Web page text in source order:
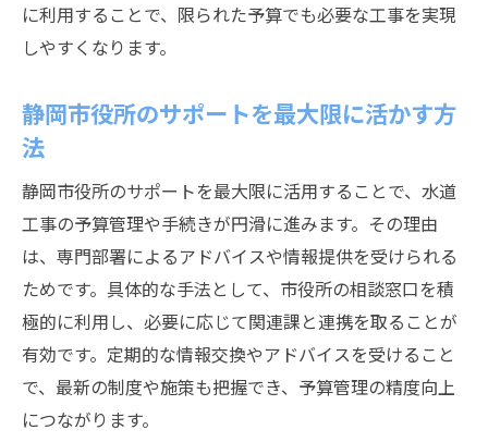
に利用することで、限られた予算でも必要な工事を実現
しやすくなります。
静岡市役所のサポートを最大限に活かす方
法
静岡市役所のサポートを最大限に活用することで、水道
工事の予算管理や手続きが円滑に進みます。その理由
は、専門部署によるアドバイスや情報提供を受けられる
ためです。具体的な手法として、市役所の相談窓口を積
極的に利用し、必要に応じて関連課と連携を取ることが
有効です。定期的な情報交換やアドバイスを受けること
で、最新の制度や施策も把握でき、予算管理の精度向上
につながります。